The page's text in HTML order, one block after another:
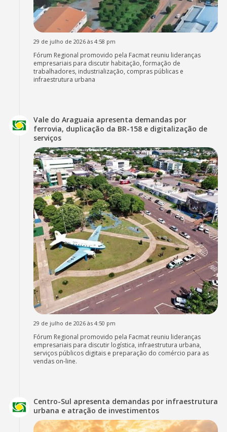
29 de julho de 2026 às 4:58 pm
Fórum Regional promovido pela Facmat reuniu lideranças
empresariais para discutir habitação, formação de
trabalhadores, industrialização, compras públicas e
infraestrutura urbana
Vale do Araguaia apresenta demandas por
ferrovia, duplicação da BR-158 e digitalização de
serviços
29 de julho de 2026 às 4:50 pm
Fórum Regional promovido pela Facmat reuniu lideranças
empresariais para discutir logística, infraestrutura urbana,
serviços públicos digitais e preparação do comércio para as
vendas on-line.
Centro-Sul apresenta demandas por infraestrutura
urbana e atração de investimentos